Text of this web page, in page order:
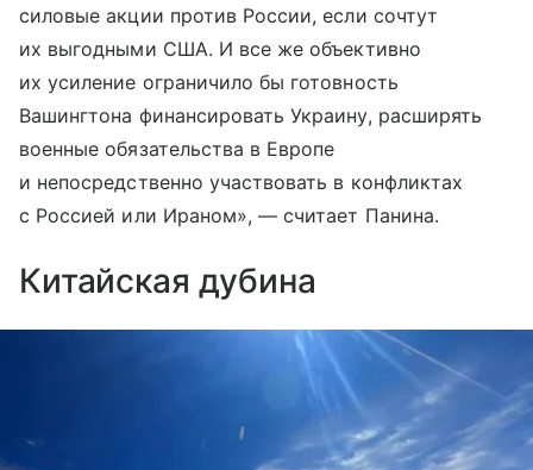
силовые акции против России, если сочтут
их выгодными США. И все же объективно
их усиление ограничило бы готовность
Вашингтона финансировать Украину, расширять
военные обязательства в Европе
и непосредственно участвовать в конфликтах
с Россией или Ираном», — считает Панина.
Китайская дубина